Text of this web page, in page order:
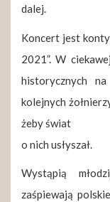
dalej.
Koncert jest
2021”. W
historycznych
kolejnych
żeby świat
o nich usłyszał.
Wystąpią
zaśpiewają